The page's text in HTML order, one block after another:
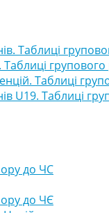
Таблиці
Таблиці
Таблиці
U19. Таблиці
до ЧС
до ЧЄ